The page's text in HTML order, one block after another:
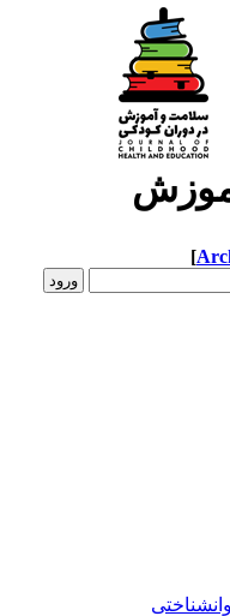
[